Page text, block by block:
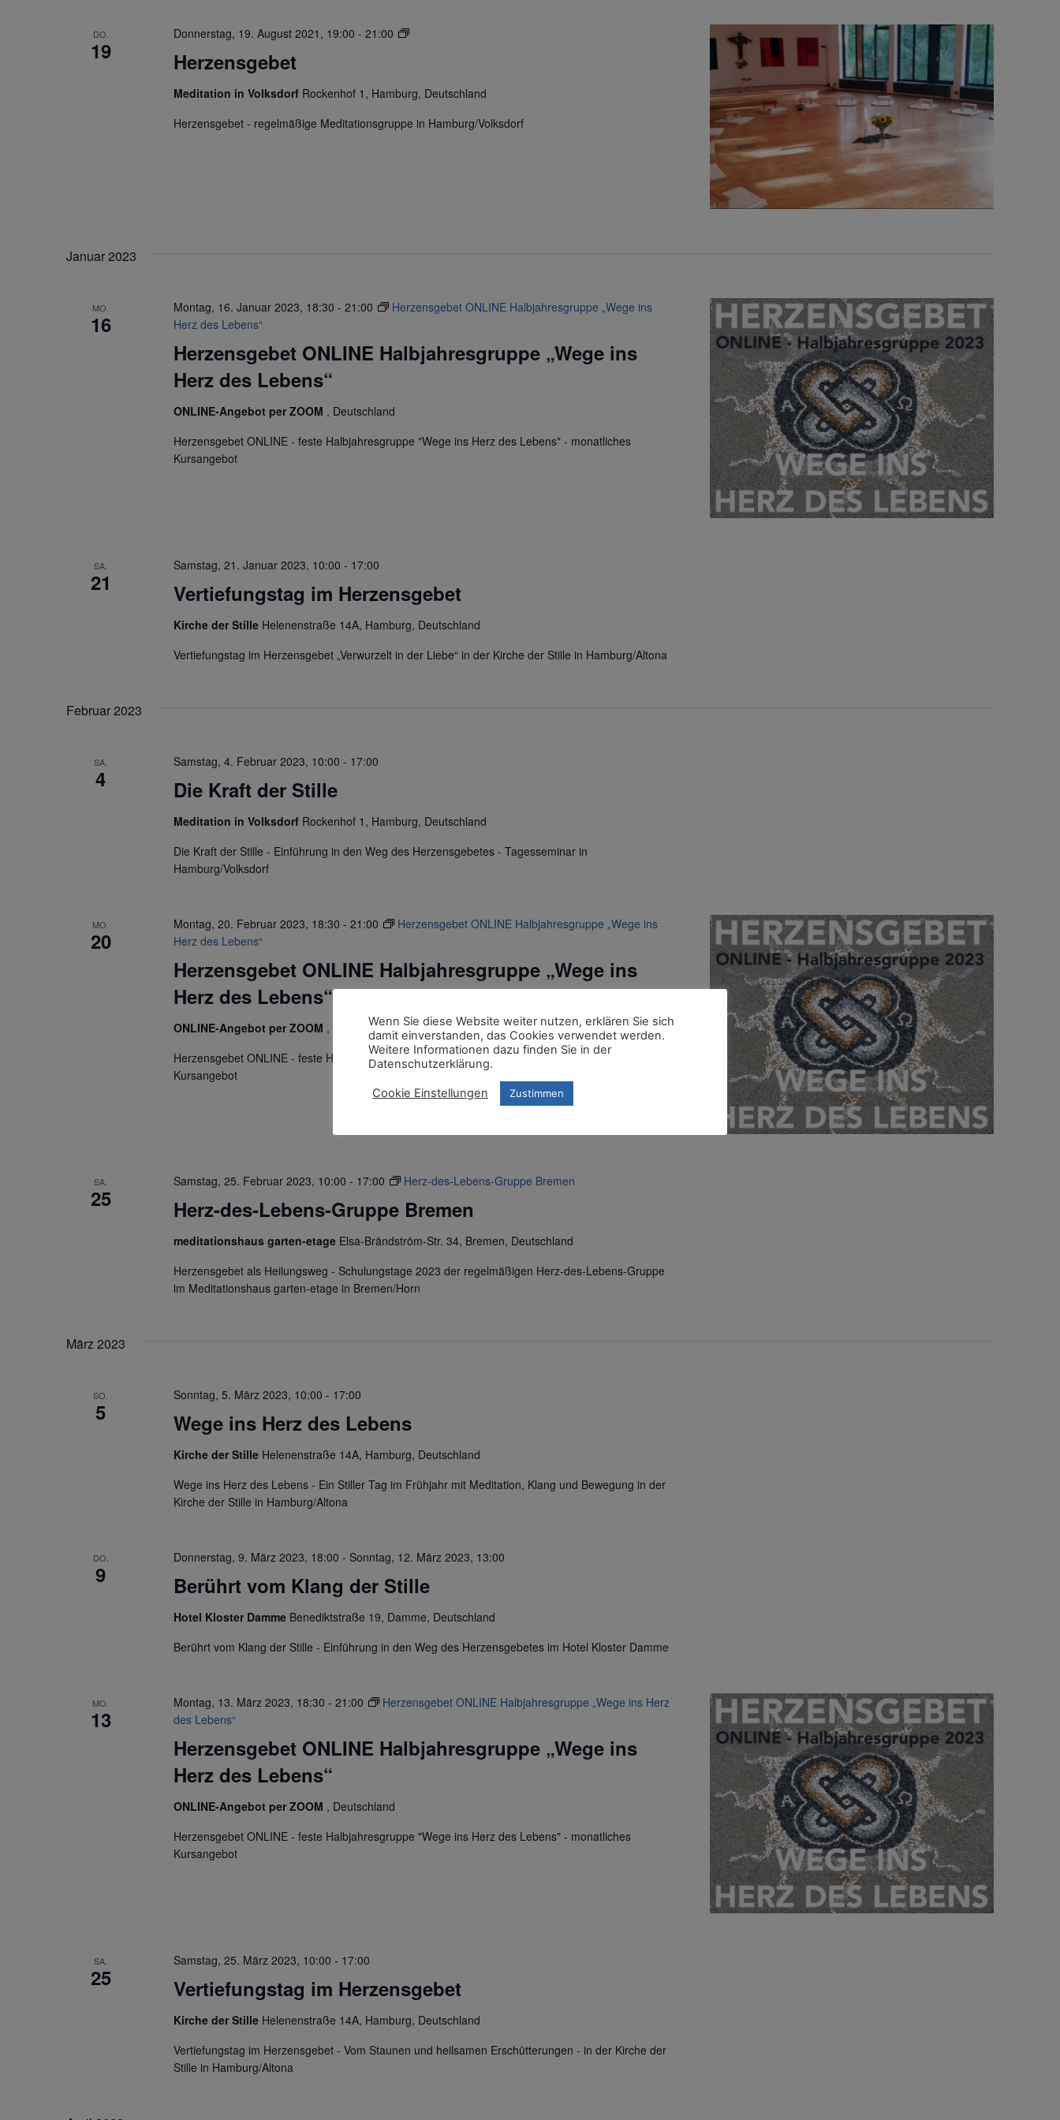
DO.
19 Herzensgebet
Donnerstag, 19. August 2021, 19:00 - 21:00 Herzensgebet
Meditation in Volksdorf Rockenhof 1, Hamburg, Deutschland
Herzensgebet - regelmäßige Meditationsgruppe in Hamburg/Volksdorf
Januar 2023
MO.
16
Herzensgebet ONLINE Halbjahresgruppe „Wege ins
Herz des Lebens“
Montag, 16. Januar 2023, 18:30 - 21:00
Herzensgebet ONLINE Halbjahresgruppe „Wege ins
Herz des Lebens“
ONLINE-Angebot per ZOOM , Deutschland
Herzensgebet ONLINE - feste Halbjahresgruppe "Wege ins Herz des Lebens" - monatliches
Kursangebot
SA.
21 Vertiefungstag im Herzensgebet
Samstag, 21. Januar 2023, 10:00 - 17:00
Kirche der Stille Helenenstraße 14A, Hamburg, Deutschland
Vertiefungstag im Herzensgebet „Verwurzelt in der Liebe“ in der Kirche der Stille in Hamburg/Altona
Februar 2023
SA.
4 Die Kraft der Stille
Samstag, 4. Februar 2023, 10:00 - 17:00
Meditation in Volksdorf Rockenhof 1, Hamburg, Deutschland
Die Kraft der Stille - Einführung in den Weg des Herzensgebetes - Tagesseminar in
Hamburg/Volksdorf
MO.
20
Herzensgebet ONLINE Halbjahresgruppe „Wege ins
Herz des Lebens“
Montag, 20. Februar 2023, 18:30 - 21:00
Herzensgebet ONLINE Halbjahresgruppe „Wege ins
Herz des Lebens“
ONLINE-Angebot per ZOOM , Deutschland
Herzensgebet ONLINE - feste Halbjahresgruppe "Wege ins Herz des Lebens" - monatliches
Kursangebot
SA.
25 Herz-des-Lebens-Gruppe Bremen
Samstag, 25. Februar 2023, 10:00 - 17:00 Herz-des-Lebens-Gruppe Bremen
meditationshaus garten-etage Elsa-Brändström-Str. 34, Bremen, Deutschland
Herzensgebet als Heilungsweg - Schulungstage 2023 der regelmäßigen Herz-des-Lebens-Gruppe
im Meditationshaus garten-etage in Bremen/Horn
März 2023
SO.
5 Wege ins Herz des Lebens
Sonntag, 5. März 2023, 10:00 - 17:00
Kirche der Stille Helenenstraße 14A, Hamburg, Deutschland
Wege ins Herz des Lebens - Ein Stiller Tag im Frühjahr mit Meditation, Klang und Bewegung in der
Kirche der Stille in Hamburg/Altona
DO.
9 Berührt vom Klang der Stille
Donnerstag, 9. März 2023, 18:00 - Sonntag, 12. März 2023, 13:00
Hotel Kloster Damme Benediktstraße 19, Damme, Deutschland
Berührt vom Klang der Stille - Einführung in den Weg des Herzensgebetes im Hotel Kloster Damme
MO.
13
Herzensgebet ONLINE Halbjahresgruppe „Wege ins
Herz des Lebens“
Montag, 13. März 2023, 18:30 - 21:00
Herzensgebet ONLINE Halbjahresgruppe „Wege ins Herz
des Lebens“
ONLINE-Angebot per ZOOM , Deutschland
Herzensgebet ONLINE - feste Halbjahresgruppe "Wege ins Herz des Lebens" - monatliches
Kursangebot
SA.
25 Vertiefungstag im Herzensgebet
Samstag, 25. März 2023, 10:00 - 17:00
Kirche der Stille Helenenstraße 14A, Hamburg, Deutschland
Vertiefungstag im Herzensgebet - Vom Staunen und heilsamen Erschütterungen - in der Kirche der
Stille in Hamburg/Altona
Wenn Sie diese Website weiter nutzen, erklären Sie sich
damit einverstanden, das Cookies verwendet werden.
Weitere Informationen dazu finden Sie in der
Datenschutzerklärung.
Cookie Einstellungen Zustimmen